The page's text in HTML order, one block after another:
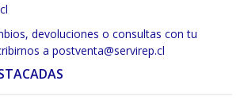
devoluciones o consultas con tu
a postventa@servirep.cl